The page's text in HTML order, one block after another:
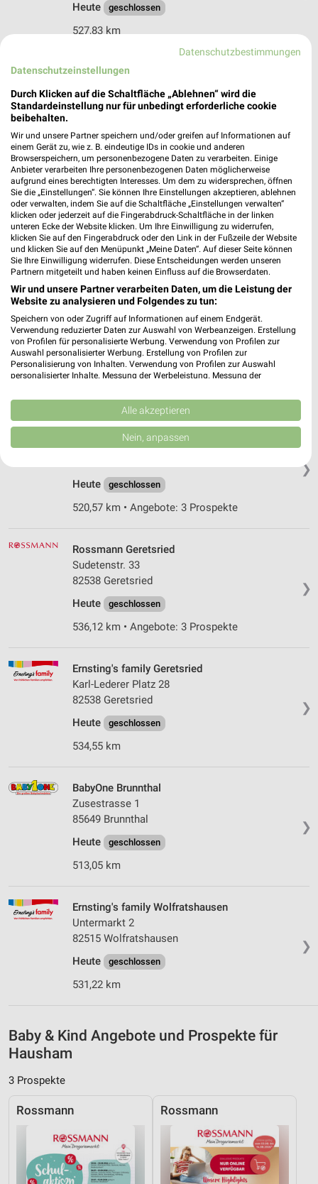
Heute
geschlossen
527,83 km
Rossmann Rosenheim
Kufsteiner Str. 124
83026 Rosenheim
528,47 km • Angebote: 3 Prospekte
Rossmann Rosenheim
Bahnhofstr. 23-27
83022 Rosenheim
Heute geschlossen
527,08 km • Angebote: 3 Prospekte
Heilig-Geist-Str. 6
83022 Rosenheim
Heute geschlossen
❯
Rossmann Sauerlach
Ludwig-Bölkow-Str. 2a
Heute
geschlossen
520,57 km • Angebote: 3 Prospekte
❯
Rossmann Geretsried
Sudetenstr. 33
82538 Geretsried
Heute
geschlossen
536,12 km • Angebote: 3 Prospekte
❯
Ernsting's family Geretsried
Karl-Lederer Platz 28
82538 Geretsried
Heute
geschlossen
534,55 km
❯
BabyOne Brunnthal
Zusestrasse 1
85649 Brunnthal
Heute
geschlossen
513,05 km
❯
Ernsting's family Wolfratshausen
Untermarkt 2
82515 Wolfratshausen
Heute
geschlossen
531,22 km
Baby & Kind Angebote und Prospekte für
Hausham
3 Prospekte
Rossmann Rossmann
Datenschutzbestimmungen
Datenschutzeinstellungen
Durch Klicken auf die Schaltfläche „Ablehnen“ wird die
Standardeinstellung nur für unbedingt erforderliche cookie
beibehalten.
Wir und unsere Partner speichern und/oder greifen auf Informationen auf
einem Gerät zu, wie z. B. eindeutige IDs in cookie und anderen
Browserspeichern, um personenbezogene Daten zu verarbeiten. Einige
Anbieter verarbeiten Ihre personenbezogenen Daten möglicherweise
aufgrund eines berechtigten Interesses. Um dem zu widersprechen, öffnen
Sie die „Einstellungen“. Sie können Ihre Einstellungen akzeptieren, ablehnen
oder verwalten, indem Sie auf die Schaltfläche „Einstellungen verwalten“
klicken oder jederzeit auf die Fingerabdruck-Schaltfläche in der linken
unteren Ecke der Website klicken. Um Ihre Einwilligung zu widerrufen,
klicken Sie auf den Fingerabdruck oder den Link in der Fußzeile der Website
und klicken Sie auf den Menüpunkt „Meine Daten“. Auf dieser Seite können
Sie Ihre Einwilligung widerrufen. Diese Entscheidungen werden unseren
Partnern mitgeteilt und haben keinen Einfluss auf die Browserdaten.
Wir und unsere Partner verarbeiten Daten, um die Leistung der
Website zu analysieren und Folgendes zu tun:
Speichern von oder Zugriff auf Informationen auf einem Endgerät.
Verwendung reduzierter Daten zur Auswahl von Werbeanzeigen. Erstellung
von Profilen für personalisierte Werbung. Verwendung von Profilen zur
Auswahl personalisierter Werbung. Erstellung von Profilen zur
Personalisierung von Inhalten. Verwendung von Profilen zur Auswahl
personalisierter Inhalte. Messung der Werbeleistung. Messung der
Kombinationen von Daten aus verschiedenen Quellen. Entwicklung und
Verbesserung der Angebote. Verwendung reduzierter Daten zur Auswahl
von Inhalten.
Daten können außerhalb der Europäischen Union weitergegeben und in die
USA gesendet werden.
Website/App.
Partnerliste anzeigen (1 IAB-Anbieter)
Wir nutzen Ihre Daten für folgende Zwecke:
Speichern von oder Zugriff auf Informationen
auf einem Endgerät
Verwendung reduzierter Daten zur Auswahl von
Werbeanzeigen
Erstellung von Profilen für personalisierte
Verwendung von Profilen zur Auswahl
personalisierter Werbung
von Inhalten
Verwendung von Profilen zur Auswahl
Messung der Werbeleistung
Messung der Performance von Inhalten
Analyse von Zielgruppen durch Statistiken oder
Kombinationen von Daten aus verschiedenen
Entwicklung und Verbesserung der Angebote
Verwendung reduzierter Daten zur Auswahl von
Verwendung genauer Standortdaten
Informationen identifizieren
Nicht-IAB-Verarbeitungszwecke:
Notwendig
Performance
Funktional
Werbung
Alle akzeptieren
Nein, anpassen